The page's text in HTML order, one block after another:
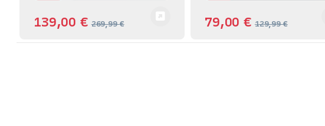
139,00€ 269,99€ 79,00€ 129,99€